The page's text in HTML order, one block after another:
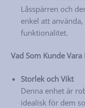
Låsspärren och
enkel att
funktionalitet.
Vad Som Kunde Vara
Storlek och Vikt
Denna enhet är
idealisk för dem